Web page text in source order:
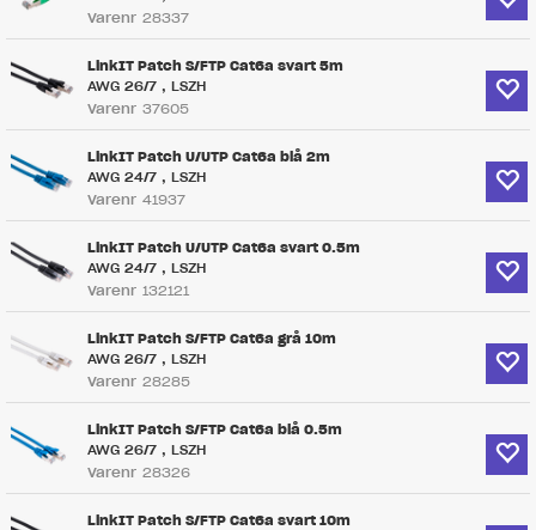
Varenr 28337
LinkIT Patch S/FTP Cat6a svart 5m
AWG 26/7 , LSZH
Varenr 37605
LinkIT Patch U/UTP Cat6a blå 2m
AWG 24/7 , LSZH
Varenr 41937
LinkIT Patch U/UTP Cat6a svart 0.5m
AWG 24/7 , LSZH
Varenr 132121
LinkIT Patch S/FTP Cat6a grå 10m
AWG 26/7 , LSZH
Varenr 28285
LinkIT Patch S/FTP Cat6a blå 0.5m
AWG 26/7 , LSZH
Varenr 28326
LinkIT Patch S/FTP Cat6a svart 10m